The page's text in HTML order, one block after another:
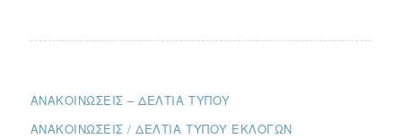
ΑΝΑΚΟΙΝΏΣΕΙΣ – ΔΕΛΤΊΑ ΤΎΠΟΥ
ΑΝΑΚΟΙΝΏΣΕΙΣ / ΔΕΛΤΊΑ ΤΎΠΟΥ ΕΚΛΟΓΏΝ